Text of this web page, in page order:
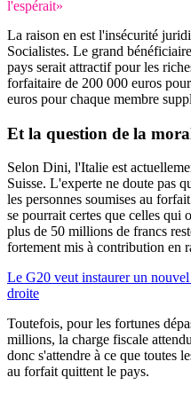
l'espérait»
La raison en est l'insécurité
Socialistes. Le grand
pays serait attractif pour les
forfaitaire de 200 000 euros
euros pour chaque membre
Et la question de la
Selon Dini, l'Italie est
Suisse. L'experte ne doute pas
les personnes soumises au
se pourrait certes que celles qui
plus de 50 millions de francs
fortement mis à contribution en
Le G20 veut instaurer un
droite
Toutefois, pour les fortunes
millions, la charge fiscale
donc s'attendre à ce que toutes
au forfait quittent le pays.